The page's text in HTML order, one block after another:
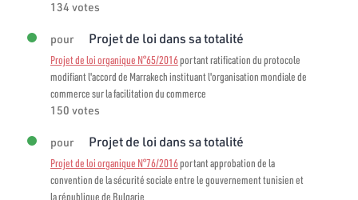
134 votes
pour Projet de loi dans sa totalité
Projet de loi organique N°65/2016portant ratification du protocole
modifiant l'accord de Marrakech instituant l'organisation mondiale de
commerce sur la facilitation du commerce
150 votes
pour Projet de loi dans sa totalité
Projet de loi organique N°76/2016portant approbation de la
convention de la sécurité sociale entre le gouvernement tunisien et
la république de Bulgarie